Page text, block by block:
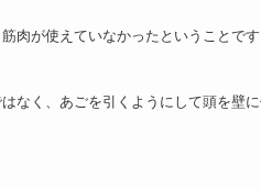
肉が使えていなかったということです
なく、あごを引くようにして頭を壁に